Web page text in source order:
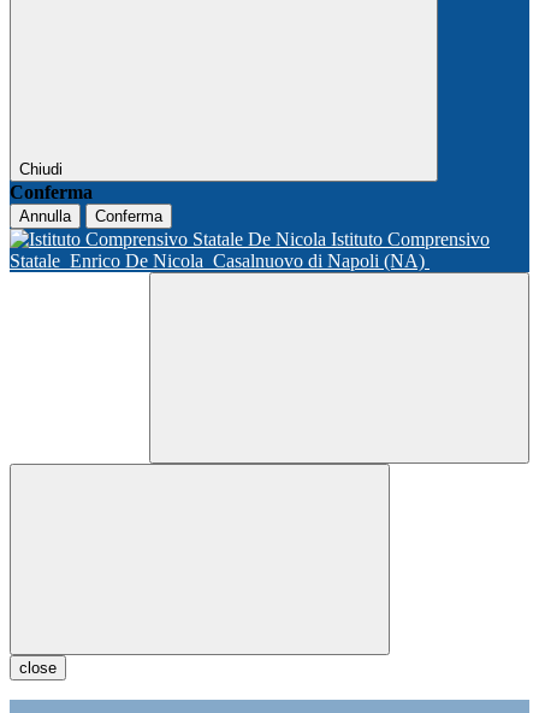
Chiudi
Conferma
Annulla Conferma
Istituto Comprensivo
Statale Enrico De Nicola Casalnuovo di Napoli (NA)
close